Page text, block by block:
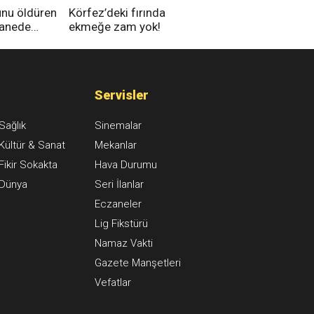
öldüren
Körfez’deki fırında
ekmeğe zam yok!
& Sanat
Sokakta
Servisler
Sinemalar
Mekanlar
Hava Durumu
Seri İlanlar
Eczaneler
Lig Fikstürü
Namaz Vakti
Gazete Manşetleri
Vefatlar